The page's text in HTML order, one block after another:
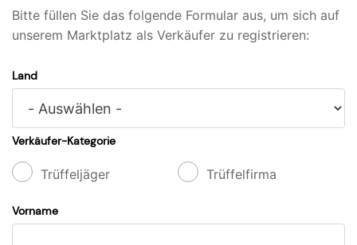
Bitte füllen Sie das folgende Formular aus, um sich auf
unserem Marktplatz als Verkäufer zu registrieren:
Land
Verkäufer-Kategorie
Trüffeljäger Trüffelfirma
Vorname